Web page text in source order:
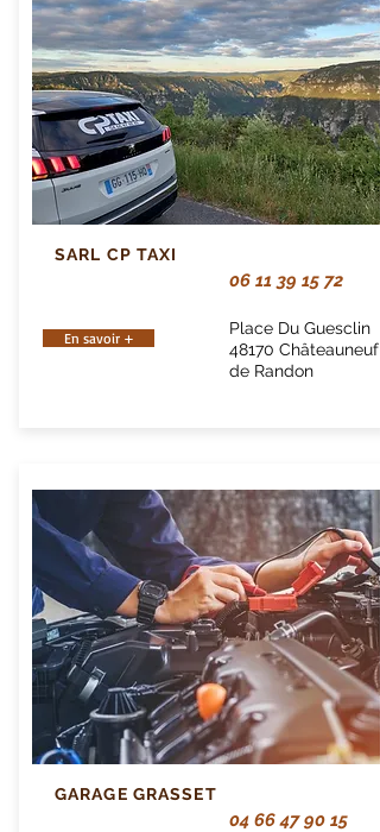
SARL CP TAXI
06 11 39 15 72
En savoir +
Place Du Guesclin
48170 Châteauneuf
de Randon
GARAGE GRASSET
04 66 47 90 15